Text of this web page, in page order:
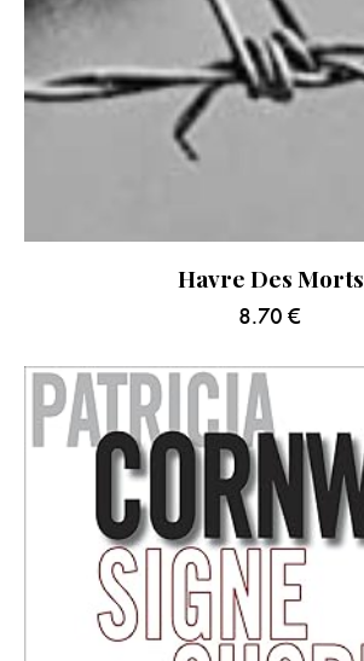
Havre Des Morts
8.70 €